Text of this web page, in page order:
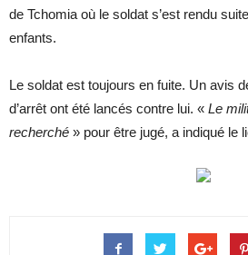
de Tchomia où le soldat s’est rendu
enfants.
Le soldat est toujours en fuite. Un avis
d’arrêt ont été lancés contre lui. « Le
recherché » pour être jugé, a indiqué le